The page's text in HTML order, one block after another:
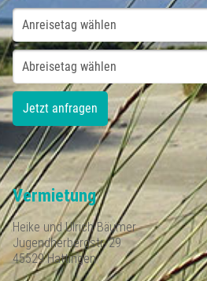
Vermietung
Heike und Ulrich Bäumer
Jugendherbergstr. 29
45529 Hattingen